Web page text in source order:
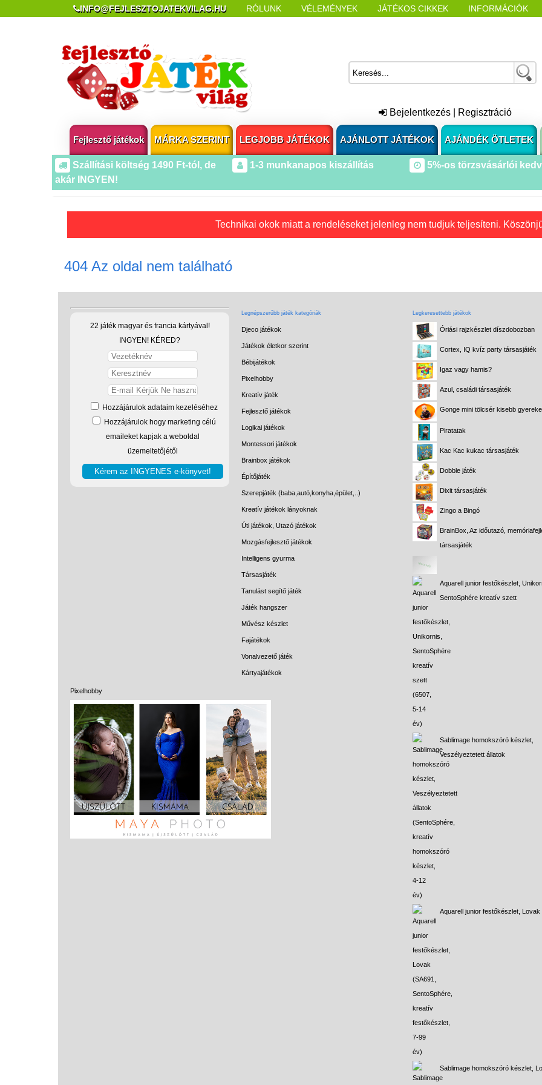
INFO@FEJLESZTOJATEKVILAG.HU RÓLUNK VÉLEMÉNYEK JÁTÉKOS CIKKEK INFORMÁCIÓK
Bejelentkezés Regisztráció
Fejlesztő játékok MÁRKA SZERINT LEGJOBB JÁTÉKOK AJÁNLOTT JÁTÉKOK AJÁNDÉK ÖTLETEK
Szállítási költség 1490 Ft-tól, de
akár INGYEN!
1-3 munkanapos kiszállítás 5%-os törzsvásárlói
Technikai okok miatt a rendeléseket jelenleg nem tudjuk teljesíteni.
404 Az oldal nem található
22 játék magyar és francia kártyával!
INGYEN! KÉRED?
Hozzájárulok adataim kezeléséhez
Hozzájárulok hogy marketing célú
emaileket kapjak a weboldal
üzemeltetőjétől
Pixelhobby
Legnépszerűbb játék kategóriák
Djeco játékok
Játékok életkor szerint
Bébijátékok
Pixelhobby
Kreatív játék
Fejlesztő játékok
Logikai játékok
Montessori játékok
Brainbox játékok
Építőjáték
Szerepjáték (baba,autó,konyha,épület,..)
Kreatív játékok lányoknak
Úti játékok, Utazó játékok
Mozgásfejlesztő játékok
Intelligens gyurma
Társasjáték
Tanulást segítő játék
Játék hangszer
Művész készlet
Fajátékok
Vonalvezető játék
Kártyajátékok
Legkeresettebb játékok
Óriási rajzkészlet díszdobozban
Cortex, IQ kvíz party társasjáték
Igaz vagy hamis?
Azul, családi társasjáték
Gonge mini tölcsér kisebb
Piratatak
Kac Kac kukac társasjáték
Dobble játék
Dixit társasjáték
Zingo a Bingó
BrainBox, Az időutazó,
társasjáték
Aquarell junior festőkészlet,
SentoSphére kreatív szett
Sablimage homokszóró készlet,
Veszélyeztetett állatok
Aquarell junior festőkészlet, Lovak
Sablimage homokszóró készlet,